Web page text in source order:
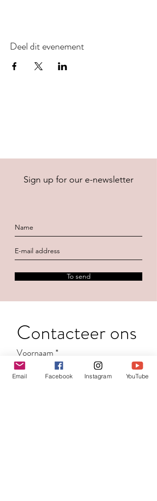
Deel dit evenement
Sign up for our e-newsletter
To send
Contacteer ons
Voornaam*
Email Facebook Instagram YouTube